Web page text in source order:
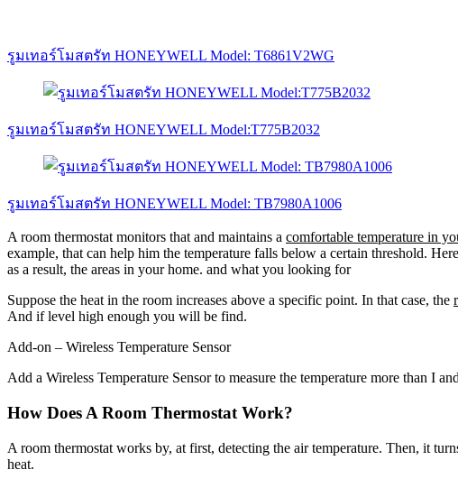
รูมเทอร์โมสตรัท HONEYWELL Model: T6861V2WG
รูมเทอร์โมสตรัท HONEYWELL Model:T775B2032
รูมเทอร์โมสตรัท HONEYWELL Model: TB7980A1006
A room thermostat monitors that and maintains a comfortable temperature in
example, that can help him the temperature falls below a certain threshold.
as a result, the areas in your home. and what you looking for
Suppose the heat in the room increases above a specific point. In that case, the
And if level high enough you will be find.
Add-on – Wireless Temperature Sensor
Add a Wireless Temperature Sensor to measure the temperature more than I
How Does A Room Thermostat Work?
A room thermostat works by, at first, detecting the air temperature. Then, it
heat.